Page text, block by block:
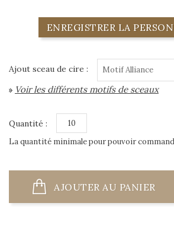
ENREGISTRER LA
Ajout sceau de cire :
» Voir les différents motifs de sceaux
Quantité :
La quantité minimale pour pouvoir
AJOUTER AU PANIER